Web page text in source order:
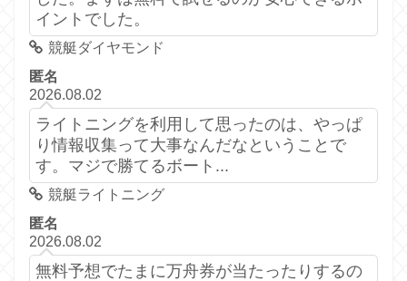
イントでした。
競艇ダイヤモンド
匿名
2026.08.02
ライトニングを利用して思ったのは、やっぱ
り情報収集って大事なんだなということで
す。マジで勝てるボート...
競艇ライトニング
匿名
2026.08.02
無料予想でたまに万舟券が当たったりするの